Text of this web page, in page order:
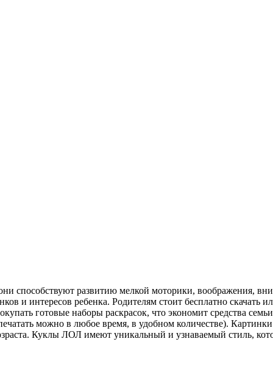
способствуют развитию мелкой моторики, воображения,
и интересов ребенка. Родителям стоит бесплатно
готовые наборы раскрасок, что экономит средства
можно в любое время, в удобном количестве).
Куклы ЛОЛ имеют уникальный и узнаваемый стиль,